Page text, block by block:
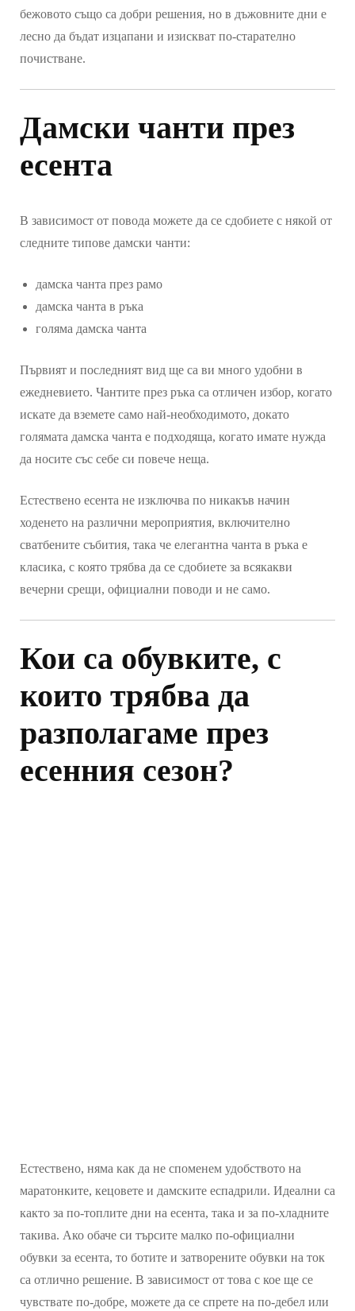
бежовото също са добри решения, но в дъжовните дни е
лесно да бъдат изцапани и изискват по-старателно
почистване.
Дамски чанти през
есента
В зависимост от повода можете да се сдобиете с някой от
следните типове дамски чанти:
дамска чанта през рамо
дамска чанта в ръка
голяма дамска чанта
Първият и последният вид ще са ви много удобни в
ежедневието. Чантите през ръка са отличен избор, когато
искате да вземете само най-необходимото, докато
голямата дамска чанта е подходяща, когато имате нужда
да носите със себе си повече неща.
Естествено есента не изключва по никакъв начин
ходенето на различни мероприятия, включително
сватбените събития, така че елегантна чанта в ръка е
класика, с която трябва да се сдобиете за всякакви
вечерни срещи, официални поводи и не само.
Кои са обувките, с
които трябва да
разполагаме през
есенния сезон?
Естествено, няма как да не споменем удобството на
маратонките, кецовете и дамските еспадрили. Идеални са
както за по-топлите дни на есента, така и за по-хладните
такива. Ако обаче си търсите малко по-официални
обувки за есента, то ботите и затворените обувки на ток
са отлично решение. В зависимост от това с кое ще се
чувствате по-добре, можете да се спрете на по-дебел или